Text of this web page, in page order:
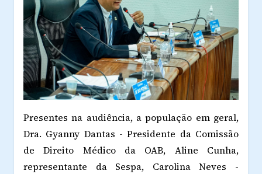
Presentes na audiência, a população em geral,
Dra. Gyanny Dantas - Presidente da Comissão
de Direito Médico da OAB, Aline Cunha,
representante da Sespa, Carolina Neves -